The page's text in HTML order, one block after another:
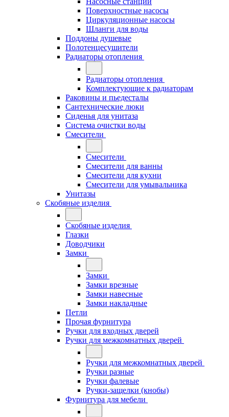
Поверхностные насосы
Циркуляционные насосы
Шланги для воды
Поддоны душевые
Полотенцесушители
Радиаторы отопления
Радиаторы отопления
Комплектующие к радиаторам
Раковины и пьедесталы
Сантехнические люки
Сиденья для унитаза
Система очистки воды
Смесители
Смесители
Смесители для ванны
Смесители для кухни
Смесители для умывальника
Унитазы
Скобяные изделия
Скобяные изделия
Глазки
Доводчики
Замки
Замки
Замки врезные
Замки навесные
Замки накладные
Петли
Прочая фурнитура
Ручки для входных дверей
Ручки для межкомнатных дверей
Ручки для межкомнатных дверей
Ручки разные
Ручки фалевые
Ручки-защелки (кнобы)
Фурнитура для мебели